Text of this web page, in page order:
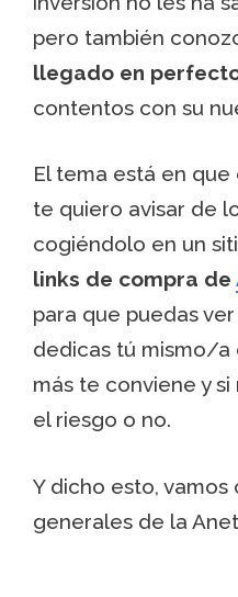
pero también
llegado en
contentos con su
El tema está en
te quiero avisar de
cogiéndolo en un
links de compra de
para que puedas
dedicas tú mismo/a
más te conviene y
el riesgo o no.
Y dicho esto,
generales de la